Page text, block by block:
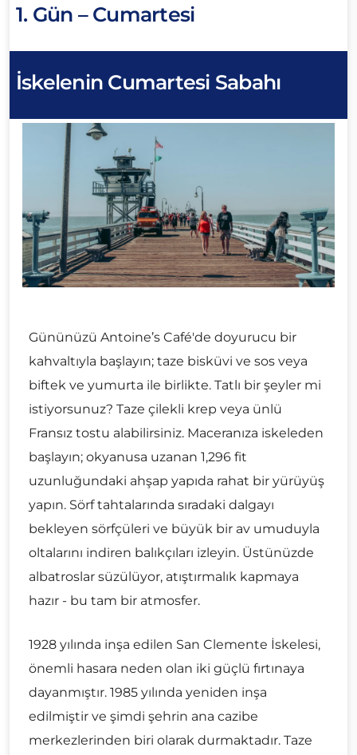
1. Gün – Cumartesi
İskelenin Cumartesi Sabahı
Gününüzü Antoine’s Café'de doyurucu bir
kahvaltıyla başlayın; taze bisküvi ve sos veya
biftek ve yumurta ile birlikte. Tatlı bir şeyler mi
istiyorsunuz? Taze çilekli krep veya ünlü
Fransız tostu alabilirsiniz. Maceranıza iskeleden
başlayın; okyanusa uzanan 1,296 fit
uzunluğundaki ahşap yapıda rahat bir yürüyüş
yapın. Sörf tahtalarında sıradaki dalgayı
bekleyen sörfçüleri ve büyük bir av umuduyla
oltalarını indiren balıkçıları izleyin. Üstünüzde
albatroslar süzülüyor, atıştırmalık kapmaya
hazır - bu tam bir atmosfer.
1928 yılında inşa edilen San Clemente İskelesi,
önemli hasara neden olan iki güçlü fırtınaya
dayanmıştır. 1985 yılında yeniden inşa
edilmiştir ve şimdi şehrin ana cazibe
merkezlerinden biri olarak durmaktadır. Taze